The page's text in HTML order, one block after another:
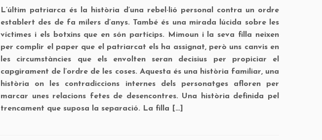
L’últim patriarca és la història d’una rebel·lió personal contra un ordre
establert des de fa milers d’anys. També és una mirada lúcida sobre les
víctimes i els botxins que en són partícips. Mimoun i la seva filla neixen
per complir el paper que el patriarcat els ha assignat, però uns canvis en
les circumstàncies que els envolten seran decisius per propiciar el
capgirament de l’ordre de les coses. Aquesta és una història familiar, una
història on les contradiccions internes dels personatges afloren per
marcar unes relacions fetes de desencontres. Una història definida pel
trencament que suposa la separació. La filla […]